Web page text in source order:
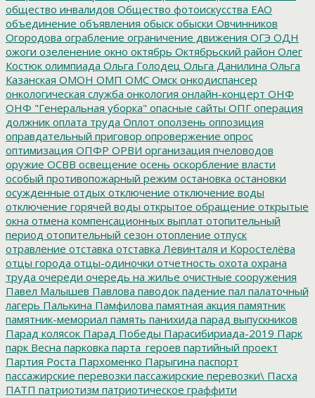
общество инвалидов Общество фотоискусства ЕАО
объединение объявления обыск обыски Овчинников
Огородова ограбление ограничение движения ОГЭ ОДН
ожоги озеленение окно октябрь Октябрьский район Олег
Костюк олимпиада Ольга Голодец Ольга Данилина Ольга
Казанская ОМОН ОМП ОМС Омск онкодиспансер
онкологическая служба онкология онлайн-концерт ОНФ
ОНФ "Генеральная уборка" опасные сайты ОПГ операция
должник оплата труда Оплот оползень оппозиция
оправдательный приговор опровержение опрос
оптимизация ОПФР ОРВИ организация пчеловодов
оружие ОСВВ освещение осень оскорбление власти
особый противопожарный режим остановка остановки
осужденные отдых отключение отключение воды
отключение горячей воды открытое обращение открытые
окна отмена компенсационных выплат отопительный
период отопительный сезон отопление отпуск
отравление отставка отставка Левинталя и Коростелёва
отцы города отцы-одиночки отчетность охота охрана
труда очереди очередь на жилье очистные сооружения
Павел Малышев Павлова паводок падение пал палаточный
лагерь Палькина Памфилова памятная акция памятник
памятник-мемориал память панихида парад выпускников
Парад колясок Парад Победы Парасибириада-2019 Парк
парк Весна парковка парта_героев партийный проект
Партия Роста Пархоменко Парыгина паспорт
пассажирские перевозки пассажирские перевозки\ Пасха
ПАТП патриотизм патриотическое граффити